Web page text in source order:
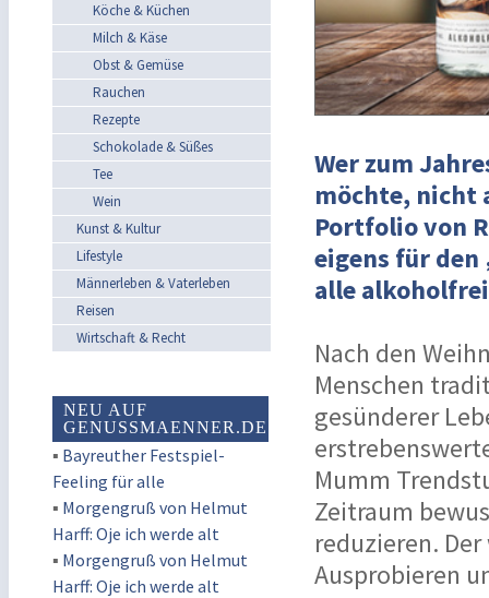
Köche & Küchen
Milch & Käse
Obst & Gemüse
Rauchen
Rezepte
Schokolade & Süßes
Tee
Wein
Kunst & Kultur
Lifestyle
Männerleben & Vaterleben
Reisen
Wirtschaft & Recht
NEU AUF
GENUSSMAENNER.DE
▪ Bayreuther Festspiel-
Feeling für alle
▪ Morgengruß von Helmut
Harff: Oje ich werde alt
▪ Morgengruß von Helmut
Harff: Oje ich werde alt
Wer zum
möchte, nicht
Portfolio von
eigens für den
alle
Nach den
Menschen
gesünderer
Mumm
Zeitraum
reduzieren.
Ausprobieren